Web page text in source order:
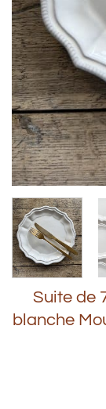
Suite de
blanche